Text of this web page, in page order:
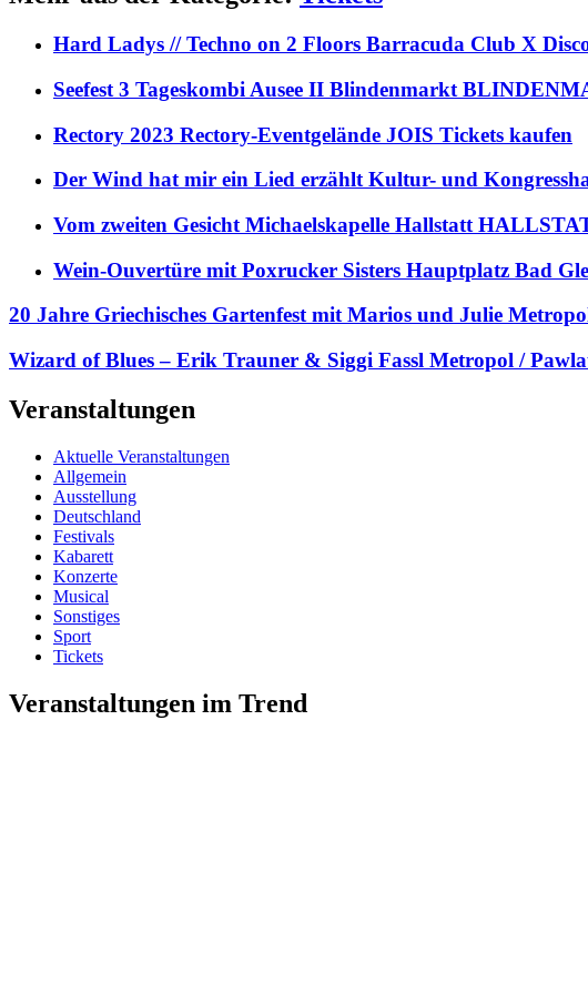
Hard Ladys // Techno on 2 Floors Barracuda Club X
Seefest 3 Tageskombi Ausee II Blindenmarkt
Rectory 2023 Rectory-Eventgelände JOIS Tickets kaufen
Der Wind hat mir ein Lied erzählt Kultur- und
Vom zweiten Gesicht Michaelskapelle Hallstatt
Wein-Ouvertüre mit Poxrucker Sisters Hauptplatz Bad
20 Jahre Griechisches Gartenfest mit Marios und Julie
Wizard of Blues – Erik Trauner & Siggi Fassl Metropol /
Veranstaltungen
Aktuelle Veranstaltungen
Allgemein
Ausstellung
Deutschland
Festivals
Kabarett
Konzerte
Musical
Sonstiges
Sport
Tickets
Veranstaltungen im Trend